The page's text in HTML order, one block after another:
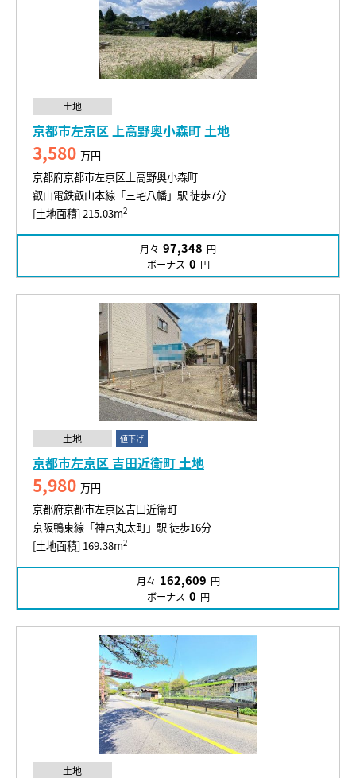
土地
京都市左京区 上高野奥小森町 土地
3,580 万円
京都府京都市左京区上高野奥小森町
叡山電鉄叡山本線「三宅八幡」駅 徒歩7分
[土地面積] 215.03m2
月々 97,348 円
ボーナス 0 円
土地 値下げ
京都市左京区 吉田近衛町 土地
5,980 万円
京都府京都市左京区吉田近衛町
京阪鴨東線「神宮丸太町」駅 徒歩16分
[土地面積] 169.38m2
月々 162,609 円
ボーナス 0 円
土地